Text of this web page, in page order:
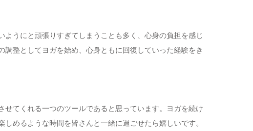
うにと頑張りすぎてしまうことも多く、心身の負担を感じ
整としてヨガを始め、心身ともに回復していった経験をき
てくれる一つのツールであると思っています。ヨガを続け
めるような時間を皆さんと一緒に過ごせたら嬉しいです。